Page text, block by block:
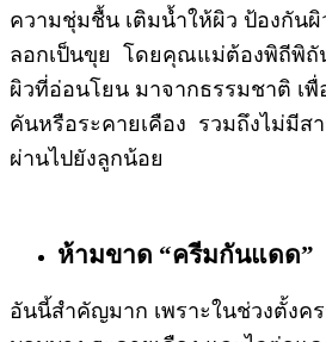
ความชุ่มชื้น เติมน้ำให้ผิว ป้องกัน
ลอกเป็นขุย โดยคุณแม่ต้องพิถีพิถั
ผิวที่อ่อนโยน มาจากธรรมชาติ เ
คันหรือระคายเคือง รวมถึงไม่มีส
ผ่านไปยังลูกน้อย
ห้ามขาด “ครีมกันแดด”
อันนี้สำคัญมาก เพราะในช่วงตั้งค